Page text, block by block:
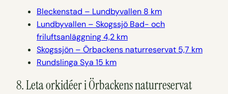
Bleckenstad – Lundbyvallen 8 km
Lundbyvallen – Skogssjö Bad- och
friluftsanläggning 4,2 km
Skogssjön – Örbackens naturreservat 5,7 km
Rundslinga Sya 15 km
8. Leta orkidéer i Örbackens naturreservat